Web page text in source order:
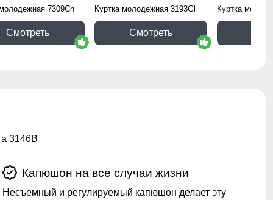
7309Ch
Смотреть
Куртка молодежная 3193Gl
Смотреть
Куртка
3146B
Капюшон на все случаи жизни
Несъемный и регулируемый капюшон делает эту